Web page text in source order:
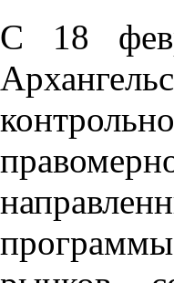
С 18
программы